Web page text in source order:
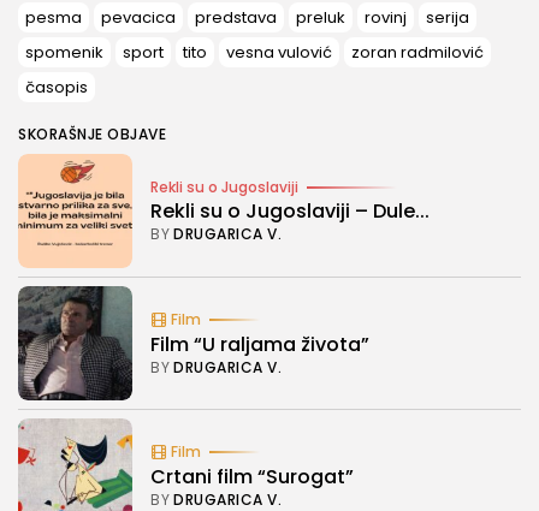
pesma
pevacica predstava preluk rovinj
serija
spomenik
sport tito vesna vulović
zoran radmilović
časopis
SKORAŠNJE OBJAVE
Rekli su o Jugoslaviji
Rekli su o Jugoslaviji – Dule...
BYDRUGARICA V.
Film
Film “U raljama života”
BYDRUGARICA V.
Film
Crtani film “Surogat”
BYDRUGARICA V.